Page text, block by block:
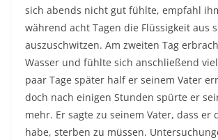
sich abends nicht gut fühlte, empfahl
während acht Tagen die Flüssigkeit aus
auszuschwitzen. Am zweiten Tag
Wasser und fühlte sich anschließend
paar Tage später half er seinem Vater
doch nach einigen Stunden spürte er
mehr. Er sagte zu seinem Vater, dass er
habe, sterben zu müssen.